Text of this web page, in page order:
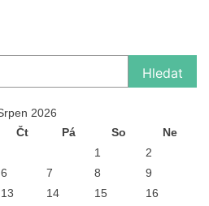
Hledat
2026
Čt Pá So
Ne
1
2
6 7 8
9
13 14 15
16